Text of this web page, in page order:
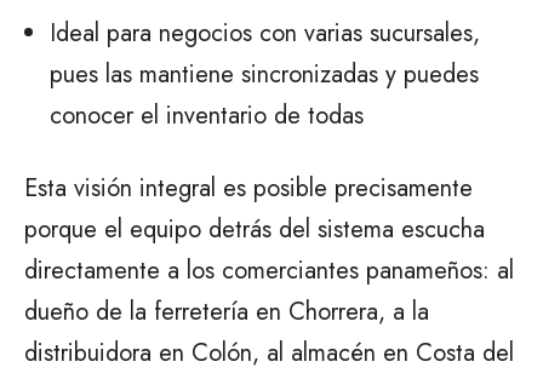
Ideal para negocios con varias sucursales,
pues las mantiene sincronizadas y puedes
conocer el inventario de todas
Esta visión integral es posible precisamente
porque el equipo detrás del sistema escucha
directamente a los comerciantes panameños: al
dueño de la ferretería en Chorrera, a la
distribuidora en Colón, al almacén en Costa del